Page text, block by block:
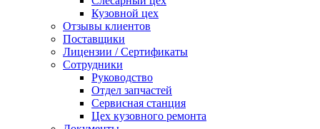
Кузовной цех
Отзывы клиентов
Поставщики
Лицензии / Сертификаты
Сотрудники
Руководство
Отдел запчастей
Сервисная станция
Цех кузовного ремонта